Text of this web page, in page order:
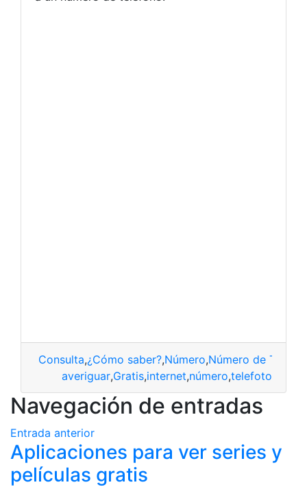
Consulta,¿Cómo saber?,Número,Número de
averiguar,Gratis,internet,número,telefoto
Navegación de entradas
Entrada anterior
Aplicaciones para ver series y
películas gratis